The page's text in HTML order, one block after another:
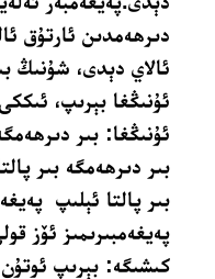
دىرھەمدىن ئارتۇق
ئالاي دېدى، شۇنىڭ
ئۇنىڭغا بېرىپ،
ئۇنىڭغا: بىر
بىر دىرھەمگە بىر
بىر پالتا ئېلىپ
پەيغەمبىرىمىز ئۆز
كىشىگە: بېرىپ